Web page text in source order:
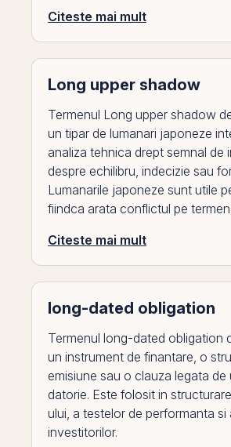
Citeste mai mult
Long upper shadow
Termenul Long upper shadow
un tipar de lumanari japoneze
analiza tehnica drept semnal de
despre echilibru, indecizie sau
Lumanarile japoneze sunt utile
fiindca arata conflictul pe
Citeste mai mult
long-dated obligation
Termenul long-dated obligation
un instrument de finantare, o
emisiune sau o clauza legata de
datorie. Este folosit in
ului, a testelor de performanta si
investitorilor.